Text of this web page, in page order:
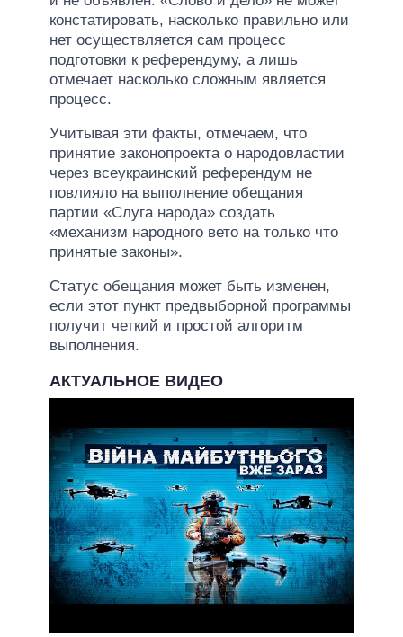
констатировать, насколько правильно или
нет осуществляется сам процесс
подготовки к референдуму, а лишь
отмечает насколько сложным является
процесс.
Учитывая эти факты, отмечаем, что
принятие законопроекта о народовластии
через всеукраинский референдум не
повлияло на выполнение обещания
партии «Слуга народа» создать
«механизм народного вето на только что
принятые законы».
Статус обещания может быть изменен,
если этот пункт предвыборной программы
получит четкий и простой алгоритм
выполнения.
АКТУАЛЬНОЕ ВИДЕО